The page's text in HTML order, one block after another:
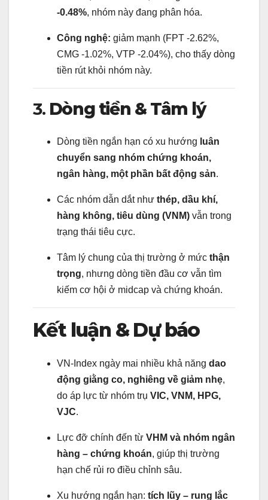
-0.48%, nhóm này đang phân hóa.
Công nghệ: giảm mạnh (FPT -2.62%,
CMG -1.02%, VTP -2.04%), cho thấy dòng
tiền rút khỏi nhóm này.
3. Dòng tiền & Tâm lý
Dòng tiền ngắn hạn có xu hướng luân
chuyển sang nhóm chứng khoán,
ngân hàng, một phần bất động sản.
Các nhóm dẫn dắt như thép, dầu khí,
hàng không, tiêu dùng (VNM) vẫn trong
trạng thái tiêu cực.
Tâm lý chung của thị trường ở mức thận
trọng, nhưng dòng tiền đầu cơ vẫn tìm
kiếm cơ hội ở midcap và chứng khoán.
Kết luận & Dự báo
VN-Index ngày mai nhiều khả năng dao
động giằng co, nghiêng về giảm nhẹ,
do áp lực từ nhóm trụ VIC, VNM, HPG,
VJC.
Lực đỡ chính đến từ VHM và nhóm ngân
hàng – chứng khoán, giúp thị trường
hạn chế rủi ro điều chỉnh sâu.
Xu hướng ngắn hạn: tích lũy – rung lắc